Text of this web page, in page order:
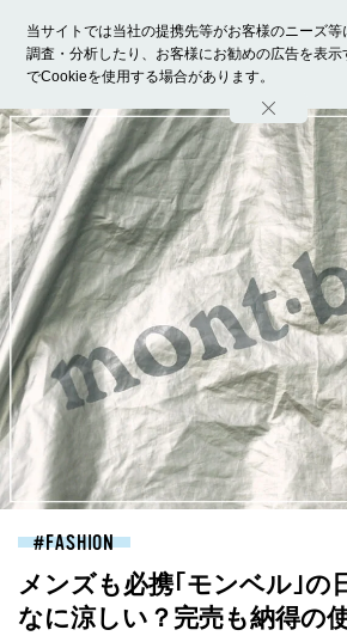
当サイトでは当社の提携先等がお客様のニーズ等
調査・分析したり、お客様にお勧めの広告を表示
でCookieを使用する場合があります。
ホーム モデル募集 ランキング
FASHION
メンズも必携｢モンベル｣の
なに涼しい？完売も納得の